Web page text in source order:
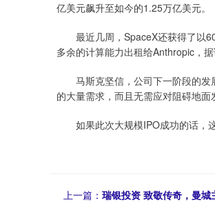
亿美元飙升至如今的1.25万亿美元。
最近几周，SpaceX还获得了以
多余的计算能力出租给Anthropic，
马斯克坚信，公司下一阶段的发
的大量需求，而且无需应对阻碍地面
如果此次大规模IPO成功的话，这
上一篇： 瑞银投资 致敬传奇，曼